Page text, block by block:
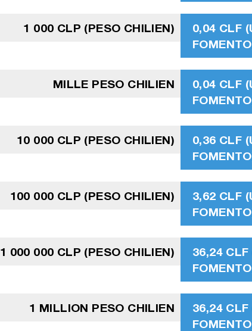
1 000 CLP (PESO CHILIEN)
0,04 CLF
MILLE PESO CHILIEN
0,04 CLF
10 000 CLP (PESO CHILIEN)
0,36 CLF
100 000 CLP (PESO CHILIEN)
3,62 CLF
1 000 000 CLP (PESO CHILIEN)
36,24
1 MILLION PESO CHILIEN
36,24